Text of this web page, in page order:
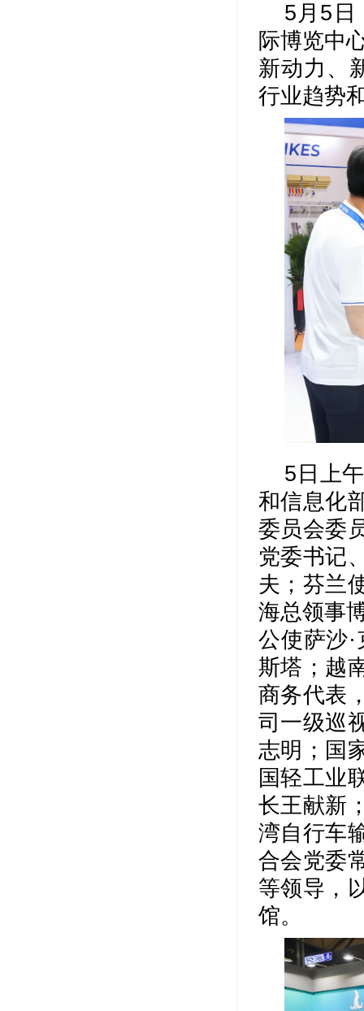
5月5日
际博览中
新动力、
行业趋势
5日上
和信息化
委员会委
党委书记
夫；芬兰
海总领事
公使萨沙
斯塔；越
商务代表
司一级巡
志明；国
国轻工业
长王献新
湾自行车
合会党委
等领导，
馆。